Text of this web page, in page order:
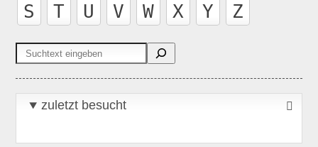
S
T U V W X Y Z
Suchen
zuletzt besucht